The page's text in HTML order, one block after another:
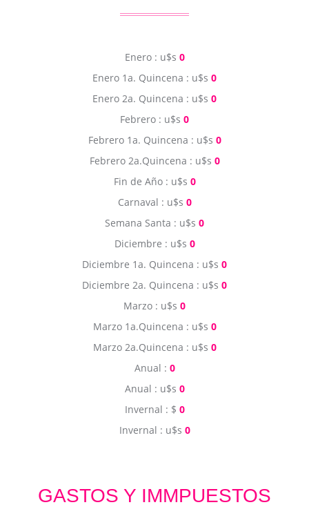
Enero : u$s 0
Enero 1a. Quincena : u$s 0
Enero 2a. Quincena : u$s 0
Febrero : u$s 0
Febrero 1a. Quincena : u$s 0
Febrero 2a.Quincena : u$s 0
Fin de Año : u$s 0
Carnaval : u$s 0
Semana Santa : u$s 0
Diciembre : u$s 0
Diciembre 1a. Quincena : u$s 0
Diciembre 2a. Quincena : u$s 0
Marzo : u$s 0
Marzo 1a.Quincena : u$s 0
Marzo 2a.Quincena : u$s 0
Anual : 0
Anual : u$s 0
Invernal : $ 0
Invernal : u$s 0
GASTOS Y IMMPUESTOS